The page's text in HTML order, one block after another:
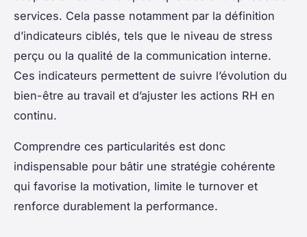
services. Cela passe notamment par la définition
d’indicateurs ciblés, tels que le niveau de stress
perçu ou la qualité de la communication interne.
Ces indicateurs permettent de suivre l’évolution du
bien-être au travail et d’ajuster les actions RH en
continu.
Comprendre ces particularités est donc
indispensable pour bâtir une stratégie cohérente
qui favorise la motivation, limite le turnover et
renforce durablement la performance.